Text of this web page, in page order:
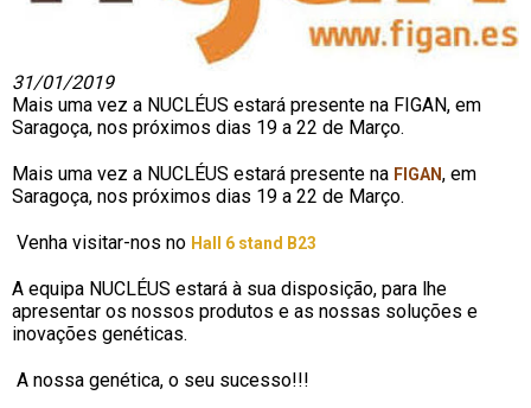
31/01/2019
Mais uma vez a NUCLÉUS estará presente na FIGAN, em
Saragoça, nos próximos dias 19 a 22 de Março.
Mais uma vez a NUCLÉUS estará presente na FIGAN, em
Saragoça, nos próximos dias 19 a 22 de Março.
Venha visitar-nos no Hall 6 stand B23
A equipa NUCLÉUS estará à sua disposição, para lhe
apresentar os nossos produtos e as nossas soluções e
inovações genéticas.
A nossa genética, o seu sucesso!!!